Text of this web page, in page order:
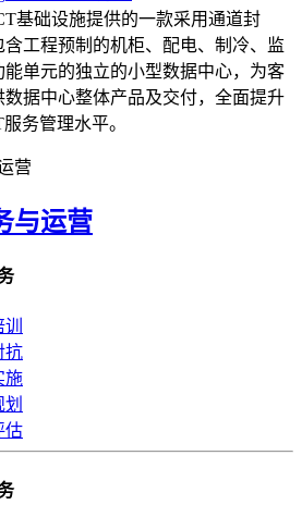
基础设施提供的一款采用通道封
含工程预制的机柜、配电、制冷、监
能单元的独立的小型数据中心，为客
数据中心整体产品及交付，全面提升
务管理水平。
营
与运营
抗
施
估